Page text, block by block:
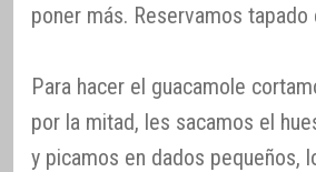
poner más. Reservamos tapado
Para hacer el guacamole
por la mitad, les sacamos el
y picamos en dados pequeños,